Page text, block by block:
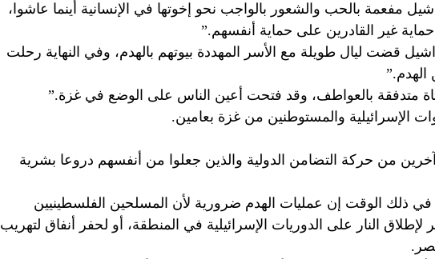
مفعمة بالحب والشعور بالواجب نحو إخوتها في الإنسانية أينما عاشوا،
غير القادرين على حماية أنفسهم.”
قضت ليال طويلة مع الأسر المهددة بيوتهم بالهدم، وفي النهاية رحلت
متدفقة بالعواطف، وقد فتحت أعين الناس على الوضع في غزة.”
الإسرائيلية والمستوطنين من غزة بعامين.
بين 8 نشطاء آخرين من حركة التضامن الدولية والذين جعلوا من أنفسهم دروعا بشرية
في ذلك الوقت إن عمليات الهدم ضرورية لأن المسلحين الفلسطينيين
لإطلاق النار على الدوريات الإسرائيلية في المنطقة، أو لحفر أنفاق لتهريب